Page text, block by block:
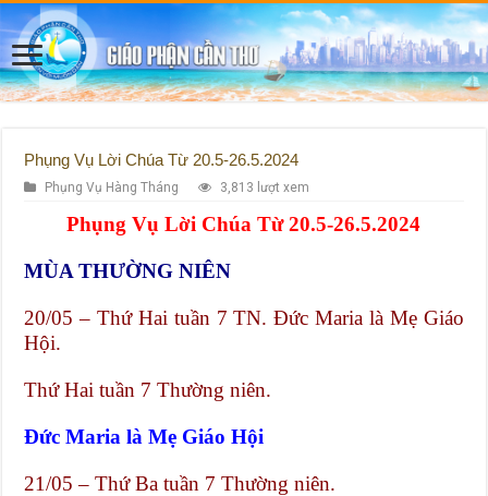
Phụng Vụ Lời Chúa Từ 20.5-26.5.2024
Phụng Vụ Hàng Tháng 3,813 lượt xem
Phụng Vụ Lời Chúa Từ 20.5-26.5.2024
MÙA THƯỜNG NIÊN
20/05 – Thứ Hai tuần 7 TN. Đức Maria là Mẹ Giáo
Hội.
Thứ Hai tuần 7 Thường niên.
Đức Maria là Mẹ Giáo Hội
21/05 – Thứ Ba tuần 7 Thường niên.